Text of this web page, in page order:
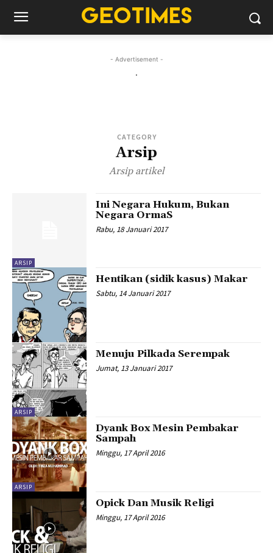
- Advertisement -
.
CATEGORY
Arsip
Arsip artikel
ARSIP
Ini Negara Hukum, Bukan
Negara OrmaS
Rabu, 18 Januari 2017
Hentikan (sidik kasus) Makar
Sabtu, 14 Januari 2017
ARSIP
Menuju Pilkada Serempak
Jumat, 13 Januari 2017
ARSIP
Dyank Box Mesin Pembakar
Sampah
Minggu, 17 April 2016
Opick Dan Musik Religi
Minggu, 17 April 2016